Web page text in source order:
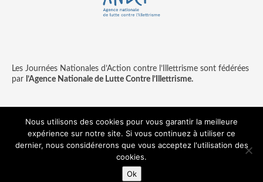
Les Journées Nationales d’Action contre l’Illettrisme sont fédérées
par l’Agence Nationale de Lutte Contre l’Illettrisme.
Contact
Mentions légales
© copyright ANLCI 2018
Nous utilisons des cookies pour vous garantir la meilleure
expérience sur notre site. Si vous continuez à utiliser ce
dernier, nous considérerons que vous acceptez l'utilisation des
cookies.
Ok